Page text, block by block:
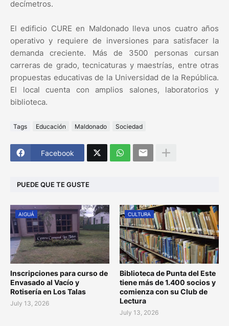
decímetros.
El edificio CURE en Maldonado lleva unos cuatro años
operativo y requiere de inversiones para satisfacer la
demanda creciente. Más de 3500 personas cursan
carreras de grado, tecnicaturas y maestrías, entre otras
propuestas educativas de la Universidad de la República.
El local cuenta con amplios salones, laboratorios y
biblioteca.
Tags Educación Maldonado Sociedad
Facebook
PUEDE QUE TE GUSTE
AIGUÁ
Inscripciones para curso de
Envasado al Vacío y
Rotisería en Los Talas
July 13, 2026
CULTURA
Biblioteca de Punta del Este
tiene más de 1.400 socios y
comienza con su Club de
Lectura
July 13, 2026